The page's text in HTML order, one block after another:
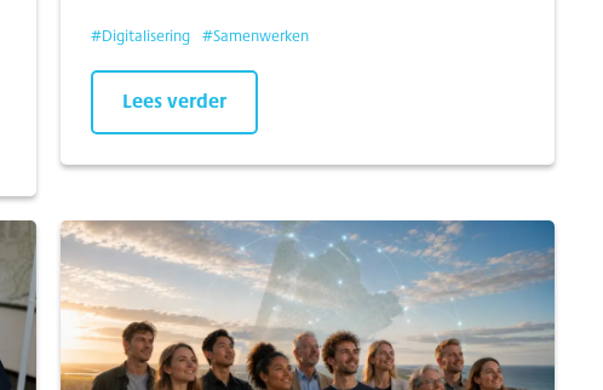
#Digitalisering #Samenwerken
Lees verder